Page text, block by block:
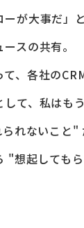
が大事だ」
スの共有。
、各社の
て、私はも
れないこと"
"想起しても